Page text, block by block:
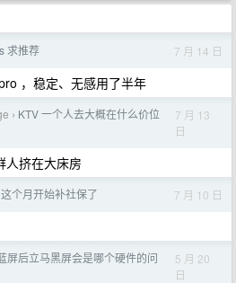
求推荐 7 月 14 日
，稳定、无感用了半年
› KTV 一个人去大概在什么价位
7 月 13
日
人挤在大床房
这个月开始补社保了 7 月 10 日
屏后立马黑屏会是哪个硬件的问
5 月 20
日